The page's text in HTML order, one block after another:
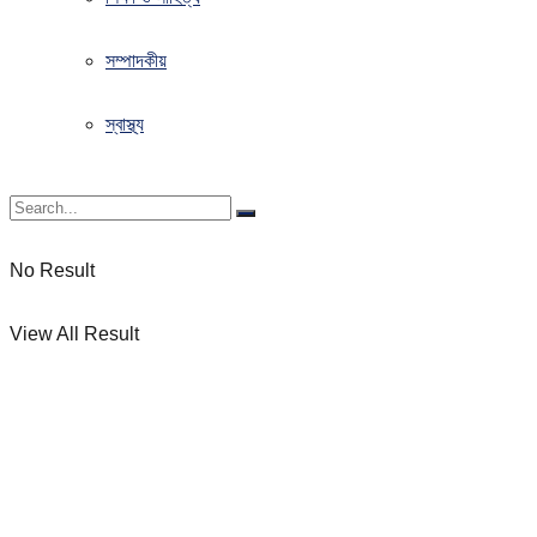
সম্পাদকীয়
স্বাস্থ্য
No Result
View All Result